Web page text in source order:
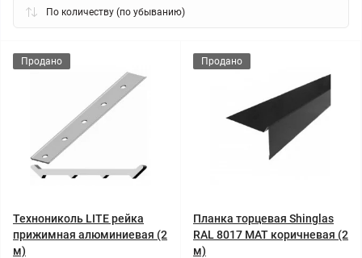
Продано
Технониколь LITE рейка
прижимная алюминиевая (2
м)
Продано
Планка торцевая Shinglas
RAL 8017 МАТ коричневая (2
м)